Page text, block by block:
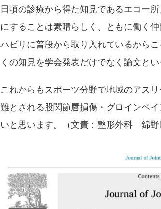
日頃の診療から得た知見であるエコー
にすることは素晴らしく、ともに働く
ハビリに普段から取り入れているから
くの知見を学会発表だけでなく論文と
これからもスポーツ分野で地域のアス
難とされる股関節唇損傷・グロインペ
いと思います。（文責：整形外科 錦野